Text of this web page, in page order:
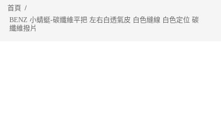
首頁
BENZ 小蜻蜓-碳纖維平把 左右白透氣皮 白色縫線 白色定位 碳
纖維撥片